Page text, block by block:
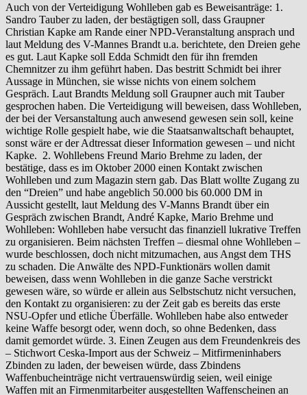
Auch von der Verteidigung Wohlleben gab es Beweisanträge: 1.
Sandro Tauber zu laden, der bestägtigen soll, dass Graupner
Christian Kapke am Rande einer NPD-Veranstaltung ansprach und
laut Meldung des V-Mannes Brandt u.a. berichtete, den Dreien gehe
es gut. Laut Kapke soll Edda Schmidt den für ihn fremden
Chemnitzer zu ihm geführt haben. Das bestritt Schmidt bei ihrer
Aussage in München, sie wisse nichts von einem solchem
Gespräch. Laut Brandts Meldung soll Graupner auch mit Tauber
gesprochen haben. Die Verteidigung will beweisen, dass Wohlleben,
der bei der Versanstaltung auch anwesend gewesen sein soll, keine
wichtige Rolle gespielt habe, wie die Staatsanwaltschaft behauptet,
sonst wäre er der Adtressat dieser Information gewesen – und nicht
Kapke. 2. Wohllebens Freund Mario Brehme zu laden, der
bestätige, dass es im Oktober 2000 einen Kontakt zwischen
Wohlleben und zum Magazin stern gab. Das Blatt wollte Zugang zu
den “Dreien” und habe angeblich 50.000 bis 60.000 DM in
Aussicht gestellt, laut Meldung des V-Manns Brandt über ein
Gespräch zwischen Brandt, André Kapke, Mario Brehme und
Wohlleben: Wohlleben habe versucht das finanziell lukrative Treffen
zu organisieren. Beim nächsten Treffen – diesmal ohne Wohlleben –
wurde beschlossen, doch nicht mitzumachen, aus Angst dem THS
zu schaden. Die Anwälte des NPD-Funktionärs wollen damit
beweisen, dass wenn Wohlleben in die ganze Sache verstrickt
gewesen wäre, so würde er allein aus Selbstschutz nicht versuchen,
den Kontakt zu organisieren: zu der Zeit gab es bereits das erste
NSU-Opfer und etliche Überfälle. Wohlleben habe also entweder
keine Waffe besorgt oder, wenn doch, so ohne Bedenken, dass
damit gemordet würde. 3. Einen Zeugen aus dem Freundenkreis des
– Stichwort Ceska-Import aus der Schweiz – Mitfirmeninhabers
Zbinden zu laden, der beweisen würde, dass Zbindens
Waffenbucheinträge nicht vertrauenswürdig seien, weil einige
Waffen mit an Firmenmitarbeiter ausgestellten Waffenscheinen an